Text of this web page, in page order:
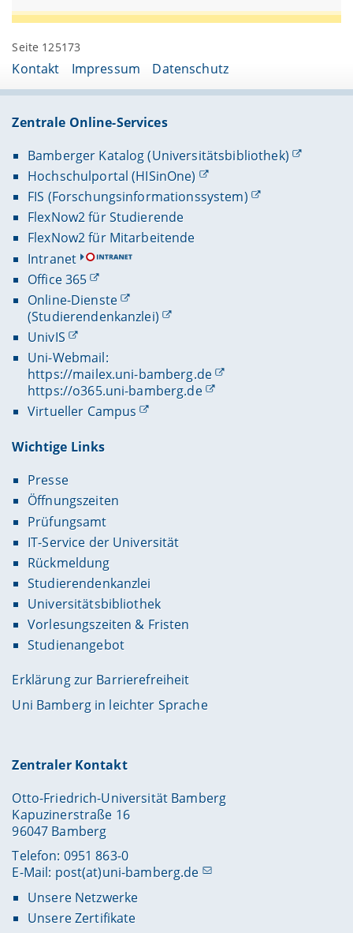
Seite 125173
Kontakt Impressum Datenschutz
Zentrale Online-Services
Bamberger Katalog (Universitätsbibliothek)
Hochschulportal (HISinOne)
FIS (Forschungsinformationssystem)
FlexNow2 für Studierende
FlexNow2 für Mitarbeitende
Intranet
Office 365
Online-Dienste
(Studierendenkanzlei)
UnivIS
Uni-Webmail:
https://mailex.uni-bamberg.de
https://o365.uni-bamberg.de
Virtueller Campus
Wichtige Links
Presse
Öffnungszeiten
Prüfungsamt
IT-Service der Universität
Rückmeldung
Studierendenkanzlei
Universitätsbibliothek
Vorlesungszeiten & Fristen
Studienangebot
Erklärung zur Barrierefreiheit
Uni Bamberg in leichter Sprache
Zentraler Kontakt
Otto-Friedrich-Universität Bamberg
Kapuzinerstraße 16
96047 Bamberg
Telefon: 0951 863-0
E-Mail: post(at)uni-bamberg.de
Unsere Netzwerke
Unsere Zertifikate